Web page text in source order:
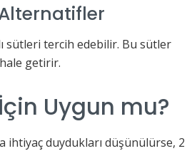
sütleri tercih edebilir. Bu sütler
getirir.
Uygun mu?
ihtiyaç duydukları düşünülürse, 2